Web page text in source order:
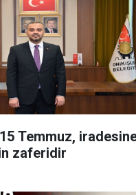
Temmuz,
zaferidir